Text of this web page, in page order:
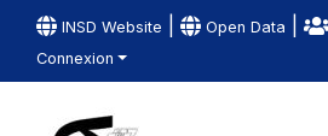
INSD Website Open Data
Connexion